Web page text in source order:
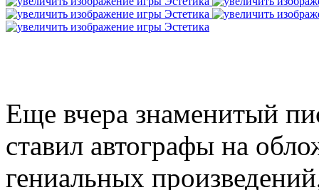
Еще вчера знаменитый
ставил автографы на
гениальных